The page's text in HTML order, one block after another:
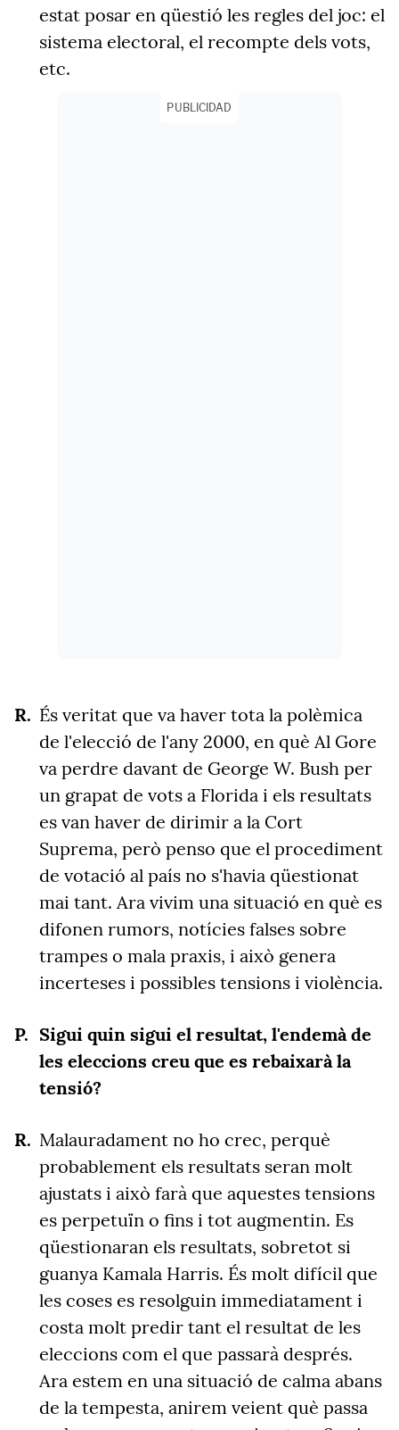
estat posar en qüestió les regles del joc: el
sistema electoral, el recompte dels vots,
etc.
PUBLICIDAD
És veritat que va haver tota la polèmica
de l'elecció de l'any 2000, en què Al Gore
va perdre davant de George W. Bush per
un grapat de vots a Florida i els resultats
es van haver de dirimir a la Cort
Suprema, però penso que el procediment
de votació al país no s'havia qüestionat
mai tant. Ara vivim una situació en què es
difonen rumors, notícies falses sobre
trampes o mala praxis, i això genera
incerteses i possibles tensions i violència.
Sigui quin sigui el resultat, l'endemà de
les eleccions creu que es rebaixarà la
tensió?
Malauradament no ho crec, perquè
probablement els resultats seran molt
ajustats i això farà que aquestes tensions
es perpetuïn o fins i tot augmentin. Es
qüestionaran els resultats, sobretot si
guanya Kamala Harris. És molt difícil que
les coses es resolguin immediatament i
costa molt predir tant el resultat de les
eleccions com el que passarà després.
Ara estem en una situació de calma abans
de la tempesta, anirem veient què passa